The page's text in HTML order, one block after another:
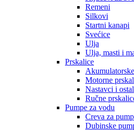
Remeni
Silkovi
Startni kanapi
Svećice
Ulja
Ulja, masti i
Prskalice
Motorne
Nastavci i
Ručne
Pumpe za vodu
Creva za
Dubinske